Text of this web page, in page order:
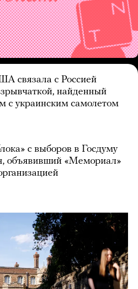
связала с Россией
найденный
с украинским самолетом
с выборов в Госдуму
объявивший «Мемориал»